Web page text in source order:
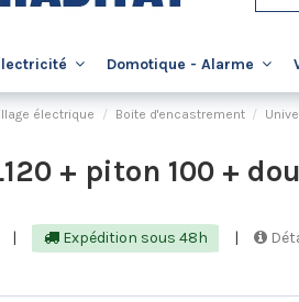
Domotique - Alarme
électrique Boite d'encastrement
+ piton 100 +
| Expédition sous 48h |